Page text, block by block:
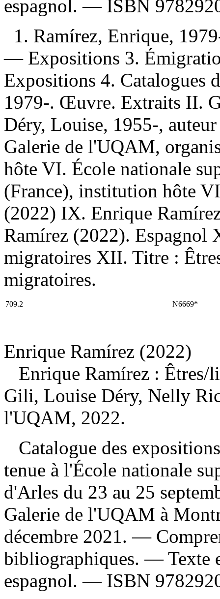
espagnol. — ISBN
1. Ramírez, Enrique,
— Expositions 3.
Expositions 4. Catalogues
1979-. Œuvre. Extraits II.
Déry, Louise, 1955-,
Galerie de l'UQAM,
hôte VI. École nationale
(France), institution hôte
(2022) IX. Enrique
Ramírez (2022). Espagnol
migratoires XII. Titre :
migratoires.
709.2 N6669*
Enrique Ramírez (2022)
Enrique Ramírez : Êtres/
Gili, Louise Déry, Nelly
l'UQAM, 2022.
Catalogue des
tenue à l'École nationale
d'Arles du 23 au 25
Galerie de l'UQAM à
décembre 2021. —
bibliographiques. — Texte
espagnol. — ISBN